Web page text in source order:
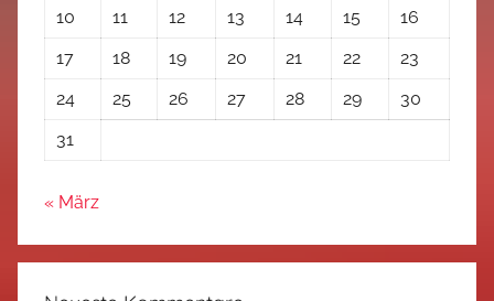
10
11 12 13 14 15
16
17
18 19 20 21 22
23
24
25 26 27 28 29
30
31
« März